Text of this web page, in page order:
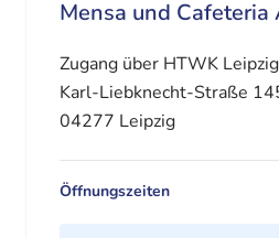
Mensa und Cafeteria
Zugang über HTWK
Karl-Liebknecht-Straße
04277 Leipzig
Öffnungszeiten